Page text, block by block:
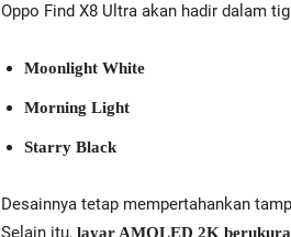
Oppo Find X8 Ultra akan hadir dalam
Moonlight White
Morning Light
Starry Black
Desainnya tetap mempertahankan
Selain itu, layar AMOLED 2K